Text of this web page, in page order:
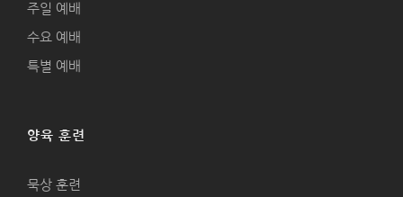
주일 예배
수요 예배
특별 예배
양육 훈련
묵상 훈련